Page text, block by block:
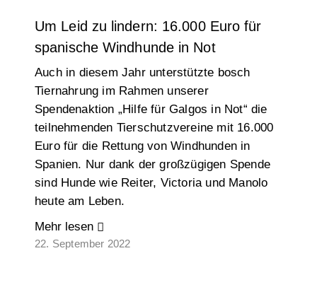
Um Leid zu lindern: 16.000 Euro für
spanische Windhunde in Not
Auch in diesem Jahr unterstützte bosch
Tiernahrung im Rahmen unserer
Spendenaktion „Hilfe für Galgos in Not“ die
teilnehmenden Tierschutzvereine mit 16.000
Euro für die Rettung von Windhunden in
Spanien. Nur dank der großzügigen Spende
sind Hunde wie Reiter, Victoria und Manolo
heute am Leben.
Mehr lesen
22. September 2022